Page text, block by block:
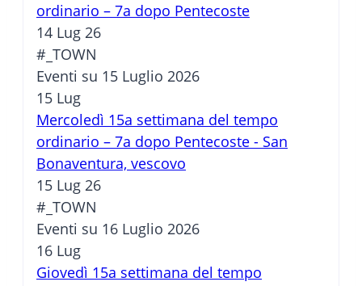
ordinario – 7a dopo Pentecoste
14 Lug 26
#_TOWN
Eventi su 15 Luglio 2026
15 Lug
Mercoledì 15a settimana del tempo
ordinario – 7a dopo Pentecoste - San
Bonaventura, vescovo
15 Lug 26
#_TOWN
Eventi su 16 Luglio 2026
16 Lug
Giovedì 15a settimana del tempo